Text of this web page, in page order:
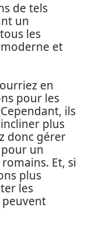
de tels
un
les
et
en
pour les
ils
plus
donc gérer
un
Et, si
plus
les
peuvent